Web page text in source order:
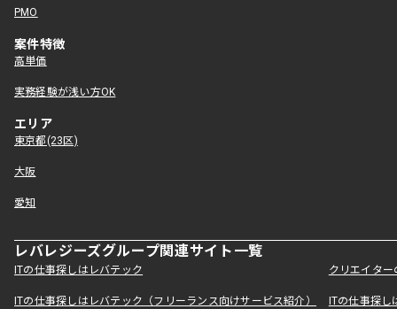
PMO
案件特徴
高単価
実務経験が浅い方OK
エリア
東京都(23区)
大阪
愛知
レバレジーズグループ関連サイト一覧
ITの仕事探しはレバテック クリエイタ
ITの仕事探しはレバテック（フリーランス向けサービス紹介） ITの仕事探